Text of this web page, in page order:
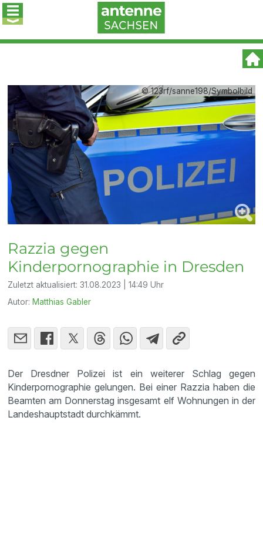
© 123rf/sanne198/Symbolbild
Razzia gegen
Kinderpornographie in Dresden
Zuletzt aktualisiert:31.08.2023 | 14:49 Uhr
Autor: Matthias Gabler
Der Dresdner Polizei ist ein weiterer Schlag gegen
Kinderpornographie gelungen. Bei einer Razzia haben die
Beamten am Donnerstag insgesamt elf Wohnungen in der
Landeshauptstadt durchkämmt.